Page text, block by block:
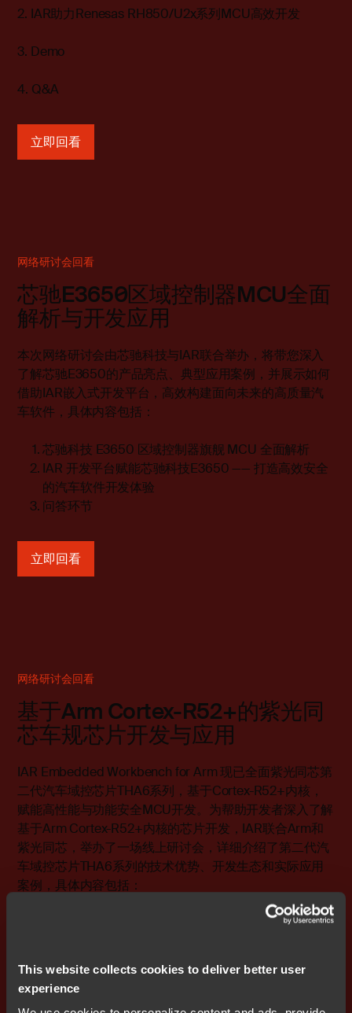
This website collects cookies to deliver better user
experience
2. IAR助力Renesas RH850/U2x系列MCU高效开发
3. Demo
4. Q&A
立即回看
网络研讨会回看
芯驰E3650区域控制器MCU全面
解析与开发应用
本次网络研讨会由芯驰科技与IAR联合举办，将带您深入
了解芯驰E3650的产品亮点、典型应用案例，并展示如何
借助IAR嵌入式开发平台，高效构建面向未来的高质量汽
车软件，具体内容包括：
芯驰科技 E3650 区域控制器旗舰 MCU 全面解析
IAR 开发平台赋能芯驰科技E3650 —— 打造高效安全
的汽车软件开发体验
问答环节
立即回看
网络研讨会回看
基于Arm Cortex-R52+的紫光同
芯车规芯片开发与应用
IAR Embedded Workbench for Arm 现已全面紫光同芯第
二代汽车域控芯片THA6系列，基于Cortex-R52+内核，
赋能高性能与功能安全MCU开发。为帮助开发者深入了解
基于Arm Cortex-R52+内核的芯片开发，IAR联合Arm和
紫光同芯，举办了一场线上研讨会，详细介绍了第二代汽
车域控芯片THA6系列的技术优势、开发生态和实际应用
案例，具体内容包括：
1. 高性能车规级MCU内核Arm Cortex-R52+详解
2. 紫光R52+芯平台介绍，共建E/E域架构
3. IAR赋能Arm Cortex-R52+的软件开发与调试实践